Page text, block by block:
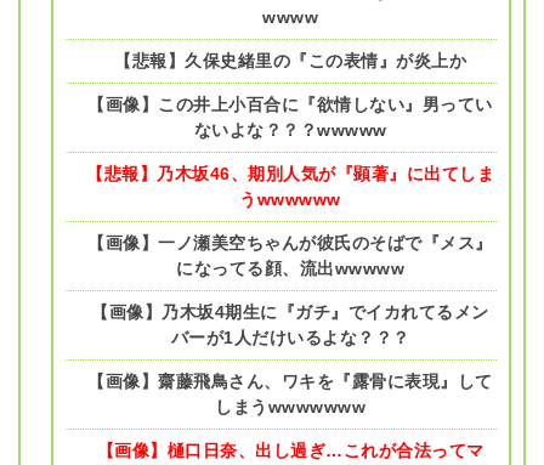
wwww
【悲報】久保史緒里の『この表情』が炎上か
【画像】この井上小百合に『欲情しない』男ってい
ないよな？？？wwwww
【悲報】乃木坂46、期別人気が『顕著』に出てしま
うwwwwww
【画像】一ノ瀬美空ちゃんが彼氏のそばで『メス』
になってる顔、流出wwwww
【画像】乃木坂4期生に『ガチ』でイカれてるメン
バーが1人だけいるよな？？？
【画像】齋藤飛鳥さん、ワキを『露骨に表現』して
しまうwwwwwww
【画像】樋口日奈、出し過ぎ…これが合法ってマ